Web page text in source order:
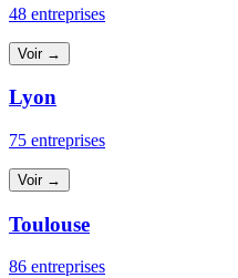
48 entreprises
Voir →
Lyon
75 entreprises
Voir →
Toulouse
86 entreprises